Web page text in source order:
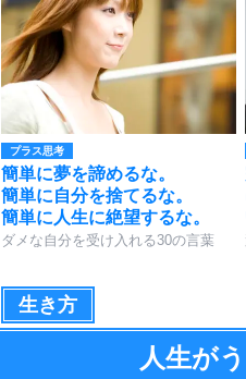
プラス思考
簡単に夢を諦めるな。
簡単に自分を捨てるな。
簡単に人生に絶望するな。
ダメな自分を受け入れる30の言葉
生き方
人生が